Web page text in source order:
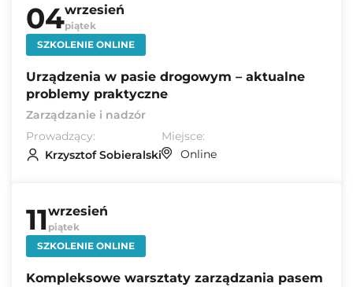
04wrzesień
piątek
SZKOLENIE ONLINE
Urządzenia w pasie drogowym – aktualne
problemy praktyczne
Zarządzanie i nadzór
Prowadzący:
Krzysztof Sobieralski
Miejsce:
Online
11wrzesień
piątek
SZKOLENIE ONLINE
Kompleksowe warsztaty zarządzania pasem